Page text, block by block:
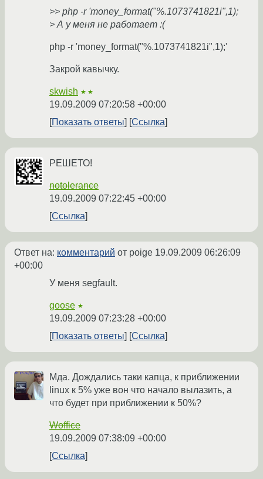
>> php -r 'money_format("%.1073741821i",1);
> А у меня не работает :(
php -r 'money_format("%.1073741821i",1);'
Закрой кавычку.
skwish ★★
19.09.2009 07:20:58 +00:00
Показать ответы
Ссылка
РЕШЕТО!
notolerance
19.09.2009 07:22:45 +00:00
Ссылка
Ответ на: комментарий от poige 19.09.2009 06:26:09
+00:00
У меня segfault.
goose ★
19.09.2009 07:23:28 +00:00
Показать ответы
Ссылка
Мда. Дождались таки капца, к приближении
linux к 5% уже вон что начало вылазить, а
что будет при приближении к 50%?
Woffice
19.09.2009 07:38:09 +00:00
Ссылка